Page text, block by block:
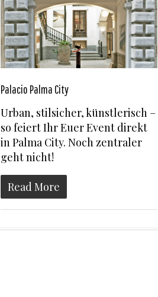
Palacio Palma City
Urban, stilsicher, künstlerisch –
so feiert Ihr Euer Event direkt
in Palma City. Noch zentraler
geht nicht!
Read More